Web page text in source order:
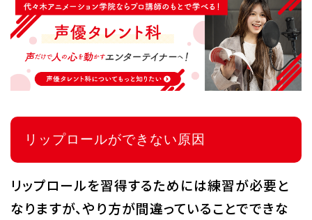
リップロールができない原因
リップロールを習得するためには練習が必要と
なりますが、やり方が間違っていることでできな